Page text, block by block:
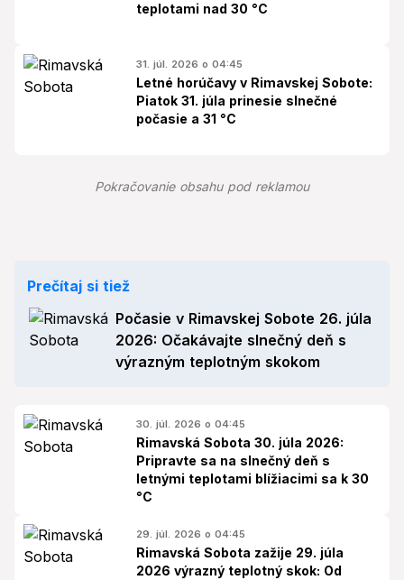
teplotami nad 30 °C
31. júl. 2026 o 04:45
Letné horúčavy v Rimavskej Sobote:
Piatok 31. júla prinesie slnečné
počasie a 31 °C
Pokračovanie obsahu pod reklamou
Prečítaj si tiež
Počasie v Rimavskej Sobote 26. júla
2026: Očakávajte slnečný deň s
výrazným teplotným skokom
30. júl. 2026 o 04:45
Rimavská Sobota 30. júla 2026:
Pripravte sa na slnečný deň s
letnými teplotami blížiacimi sa k 30
°C
29. júl. 2026 o 04:45
Rimavská Sobota zažije 29. júla
2026 výrazný teplotný skok: Od